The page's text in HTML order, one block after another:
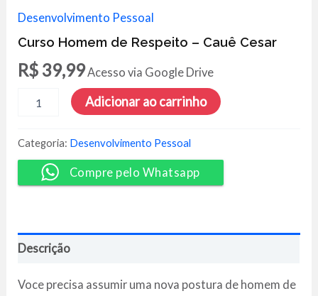
Desenvolvimento Pessoal
Curso Homem de Respeito – Cauê Cesar
R$ 39,99Acesso via Google Drive
Homem
Respeito
-
Cauê
Cesar
Adicionar ao carrinho
Categoria: Desenvolvimento Pessoal
Compre pelo Whatsapp
Descrição
Voce precisa assumir uma nova postura de homem de